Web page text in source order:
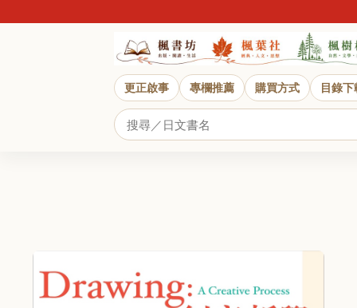
更正啟事 專欄推薦 購買方式 目錄下